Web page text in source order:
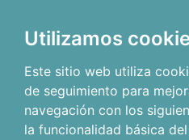
Utilizamos
Este sitio web utiliza
de seguimiento para
navegación con los
la funcionalidad básica